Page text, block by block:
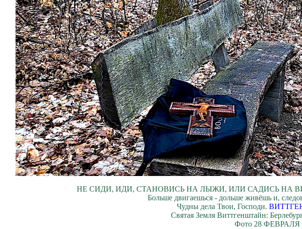
НЕ СИДИ, ИДИ, СТАНОВИСЬ НА ЛЫЖИ, ИЛИ САДИСЬ НА
Больше двигаешься - дольше живёшь и,
Чудны дела Твои, Господи.
Святая Земля Виттгенштайн:
Фото 28 ФЕВРАЛЯ